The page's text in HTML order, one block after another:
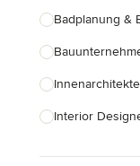
Badplanung &
Interior